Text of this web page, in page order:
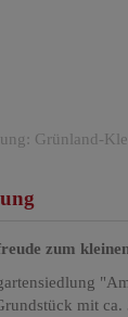
zum
mit ca.